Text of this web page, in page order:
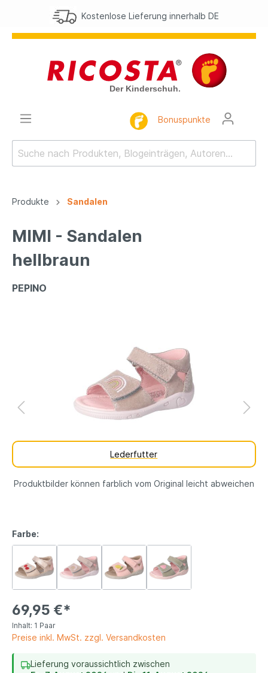
Kostenlose Lieferung innerhalb DE
Bonuspunkte
Produkte Sandalen
MIMI - Sandalen
hellbraun
PEPINO
Lederfutter
Produktbilder können farblich vom Original leicht abweichen
Farbe:
69,95 €*
Inhalt: 1 Paar
Preise inkl. MwSt. zzgl. Versandkosten
Lieferung voraussichtlich zwischen